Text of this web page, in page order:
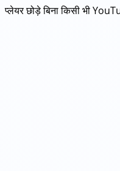
प्लेयर छोड़े बिना किसी भी